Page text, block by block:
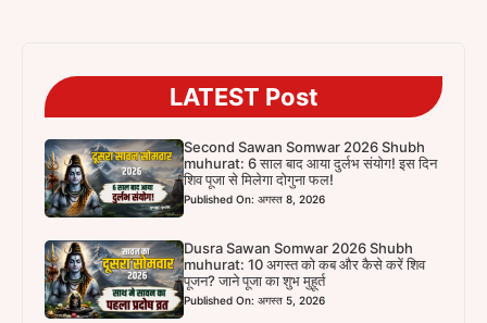
LATEST Post
Second Sawan Somwar 2026 Shubh
muhurat: 6 साल बाद आया दुर्लभ संयोग! इस दिन
शिव पूजा से मिलेगा दोगुना फल!
Published On: अगस्त 8, 2026
Dusra Sawan Somwar 2026 Shubh
muhurat: 10 अगस्त को कब और कैसे करें शिव
पूजन? जाने पूजा का शुभ मुहूर्त
Published On: अगस्त 5, 2026